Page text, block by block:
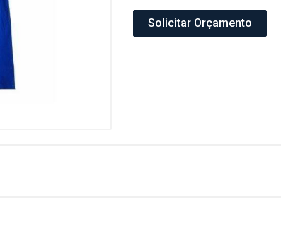
Solicitar Orçamento